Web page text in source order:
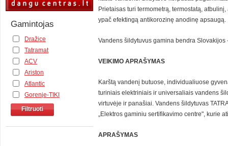
Gamintojas
Dražice
Tatramat
ACV
Ariston
Atlantic
Gorenje-TIKI
Filtruoti
Prietaisas turi termometrą, termostatą,
ypač efektingą antikorozinę anodinę apsaugą.
Vandens šildytuvus gamina bendra Slovakijos
VEIKIMO APRAŠYMAS
Karštą vandenį butuose, individualiuose
turiniais elektriniais ir universaliais vandens
virtuvėje ir panašiai. Vandens šildytuvas
„Elektros gaminiu sertifikavimo centre", kurie
APRAŠYMAS